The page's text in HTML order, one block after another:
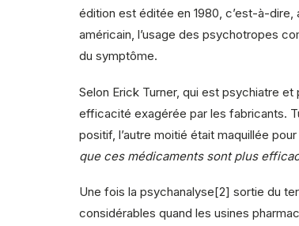
édition est éditée en 1980, c’est-à-
américain, l’usage des psychotropes
du symptôme.
Selon Erick Turner, qui est psychiatre
efficacité exagérée par les fabricants.
positif, l’autre moitié était maquillée
que ces médicaments sont plus
Une fois la psychanalyse[2] sortie du
considérables quand les usines